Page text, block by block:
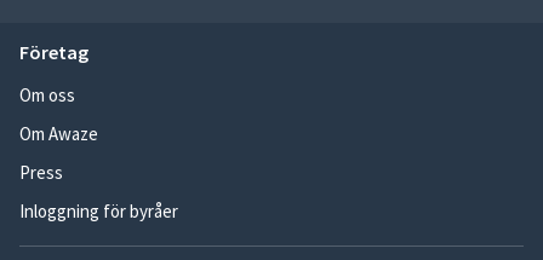
Företag
Om oss
Om Awaze
Press
Inloggning för byråer